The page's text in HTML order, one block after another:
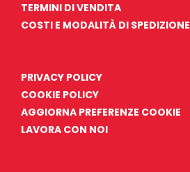
TERMINI DI VENDITA
COSTI E MODALITÀ DI SPEDIZIONE
PRIVACY POLICY
COOKIE POLICY
AGGIORNA PREFERENZE COOKIE
LAVORA CON NOI